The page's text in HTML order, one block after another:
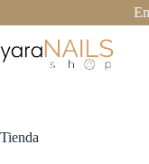
al
contenido
Tienda